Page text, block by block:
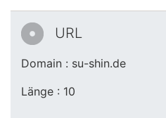
URL
Domain : su-shin.de
Länge : 10